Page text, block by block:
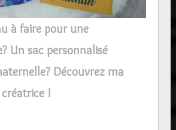
à faire pour une
Un sac personnalisé
Découvrez ma
!